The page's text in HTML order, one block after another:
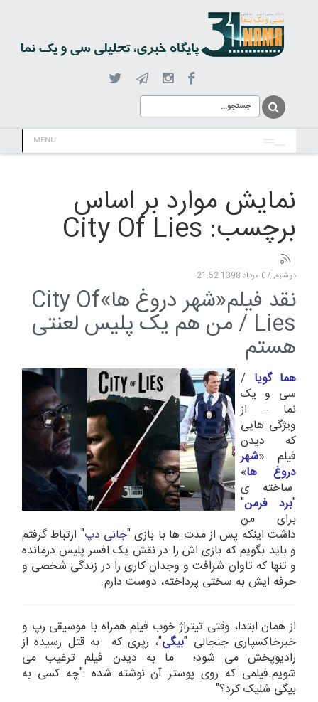
MENU
نمایش موارد بر اساس
برچسب: City Of Lies
دوشنبه, 07 مرداد 1398 21:52
نقد فیلم«شهر دروغ ها»City Of
Lies / من هم یک پلیس لعنتی
هستم
هما گویا /
سی و یک
نما – از
ویژگی هایی
که دیدن
فیلم «شهر
دروغ ها»
ساخته ی
"برد فرمن"
برای من
داشت اینکه پس از مدت ها با بازی "جانی دپ" ارتباط گرفتم
و باید بگویم که بازی اش را در نقش یک افسر پلیس درمانده
و تنها که تاوان شرافت و وجدان کاری را در زندگی شخصی و
حرفه ایش به سختی پرداخته، دوست دارم.
از همان ابتدا، وقتی تیتراژ خوب فیلم همراه با موسیقی رپ و
خبرخاکسپاری جنجالی "بیگی"، رپری که به قتل رسیده از
رادیوپخش می شود؛ ما به دیدن فیلم ترغیب می
شویم.فیلمی که روی پوستر آن نوشته شده :"چه کسی به
بیگی شلیک کرد؟"